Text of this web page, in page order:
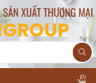
(0)